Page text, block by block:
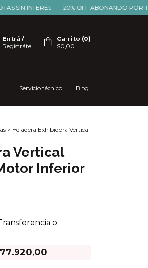
20% OFF ABONANDO POR
Entrá /
Registráte
Carrito (0)
$0,00
Servicio técnico Blog
> Heladera Exhibidora Vertical
Vertical
Inferior
o